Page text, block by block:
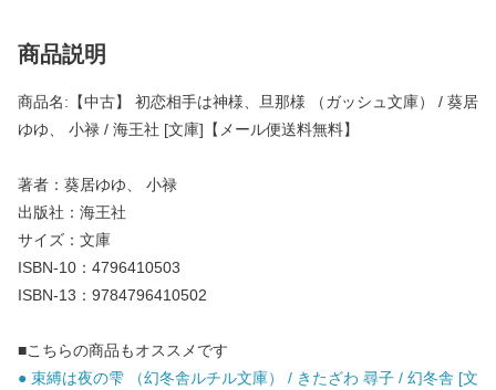
商品説明
商品名:【中古】 初恋相手は神様、旦那様 （ガッシュ文庫） / 葵居
ゆゆ、 小禄 / 海王社 [文庫]【メール便送料無料】
著者：葵居ゆゆ、 小禄
出版社：海王社
サイズ：文庫
ISBN-10：4796410503
ISBN-13：9784796410502
■こちらの商品もオススメです
● 束縛は夜の雫 （幻冬舎ルチル文庫） / きたざわ 尋子 / 幻冬舎 [文